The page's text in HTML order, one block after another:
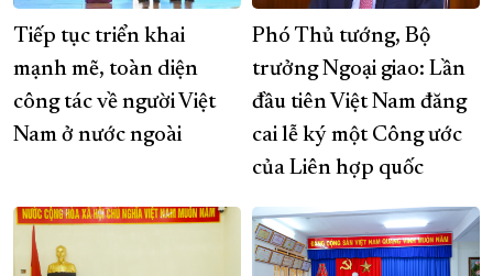
Tiếp tục triển khai
mạnh mẽ, toàn diện
công tác về người Việt
Nam ở nước ngoài
Phó Thủ tướng, Bộ
trưởng Ngoại giao: Lần
đầu tiên Việt Nam đăng
cai lễ ký một Công ước
của Liên hợp quốc